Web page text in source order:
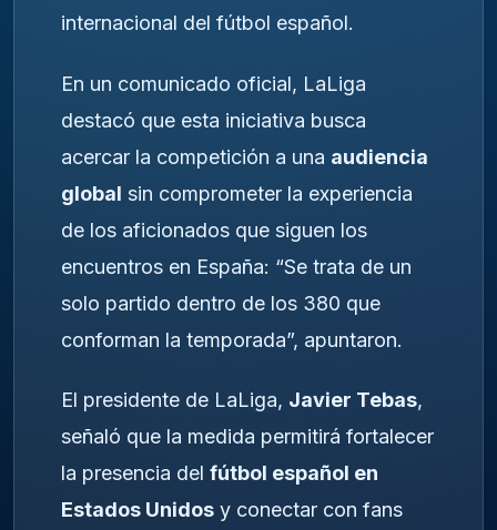
internacional del fútbol español.
En un comunicado oficial, LaLiga
destacó que esta iniciativa busca
acercar la competición a una audiencia
global sin comprometer la experiencia
de los aficionados que siguen los
encuentros en España: “Se trata de un
solo partido dentro de los 380 que
conforman la temporada”, apuntaron.
El presidente de LaLiga, Javier Tebas,
señaló que la medida permitirá fortalecer
la presencia del fútbol español en
Estados Unidos y conectar con fans